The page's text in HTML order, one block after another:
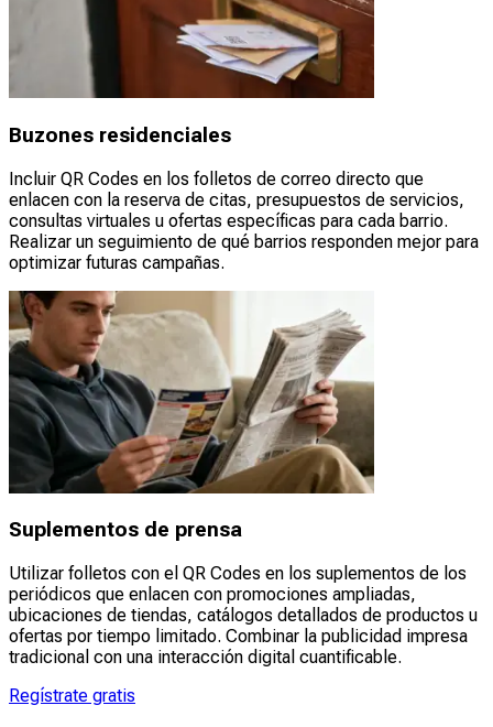
Buzones residenciales
Incluir QR Codes en los folletos de correo directo que
enlacen con la reserva de citas, presupuestos de servicios,
consultas virtuales u ofertas específicas para cada barrio.
Realizar un seguimiento de qué barrios responden mejor para
optimizar futuras campañas.
Suplementos de prensa
Utilizar folletos con el QR Codes en los suplementos de los
periódicos que enlacen con promociones ampliadas,
ubicaciones de tiendas, catálogos detallados de productos u
ofertas por tiempo limitado. Combinar la publicidad impresa
tradicional con una interacción digital cuantificable.
Regístrate gratis